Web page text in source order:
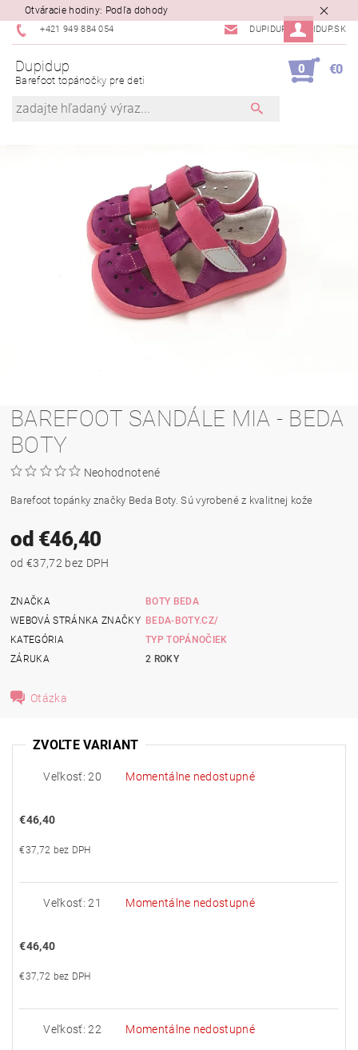
Otváracie hodiny: Podľa dohody
+421 949 884 054 DUPIDUP@DUPIDUP.SK
Dupidup
Barefoot topánočky pre deti
0 €0
BAREFOOT SANDÁLE MIA - BEDA
BOTY
Neohodnotené
Barefoot topánky značky Beda Boty. Sú vyrobené z kvalitnej kože
od €46,40
od €37,72 bez DPH
ZNAČKA
BOTY BEDA
WEBOVÁ STRÁNKA ZNAČKY BEDA-BOTY.CZ/
KATEGÓRIA
TYP TOPÁNOČIEK
ZÁRUKA
2 ROKY
Otázka
ZVOĽTE VARIANT
Veľkosť: 20 Momentálne nedostupné
€46,40
€37,72 bez DPH
Veľkosť: 21 Momentálne nedostupné
€46,40
€37,72 bez DPH
Veľkosť: 22 Momentálne nedostupné